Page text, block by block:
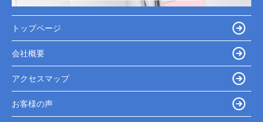
トップページ
会社概要
アクセスマップ
お客様の声